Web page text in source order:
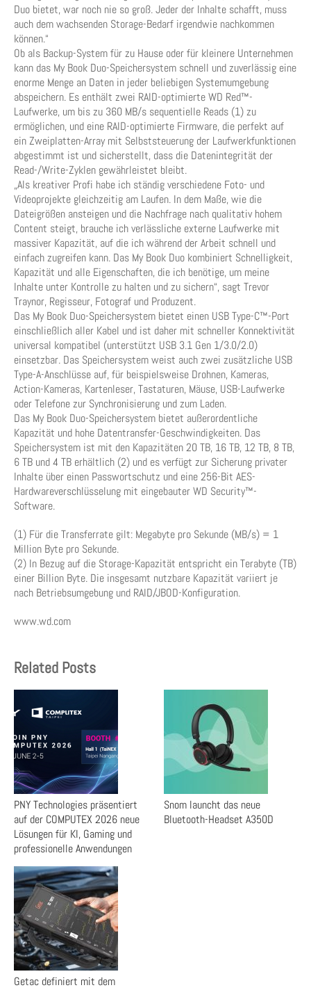
Duo bietet, war noch nie so groß. Jeder der Inhalte schafft, muss
auch dem wachsenden Storage-Bedarf irgendwie nachkommen
können.“
Ob als Backup-System für zu Hause oder für kleinere Unternehmen
kann das My Book Duo-Speichersystem schnell und zuverlässig eine
enorme Menge an Daten in jeder beliebigen Systemumgebung
abspeichern. Es enthält zwei RAID-optimierte WD Red™-
Laufwerke, um bis zu 360 MB/s sequentielle Reads (1) zu
ermöglichen, und eine RAID-optimierte Firmware, die perfekt auf
ein Zweiplatten-Array mit Selbststeuerung der Laufwerkfunktionen
abgestimmt ist und sicherstellt, dass die Datenintegrität der
Read-/Write-Zyklen gewährleistet bleibt.
„Als kreativer Profi habe ich ständig verschiedene Foto- und
Videoprojekte gleichzeitig am Laufen. In dem Maße, wie die
Dateigrößen ansteigen und die Nachfrage nach qualitativ hohem
Content steigt, brauche ich verlässliche externe Laufwerke mit
massiver Kapazität, auf die ich während der Arbeit schnell und
einfach zugreifen kann. Das My Book Duo kombiniert Schnelligkeit,
Kapazität und alle Eigenschaften, die ich benötige, um meine
Inhalte unter Kontrolle zu halten und zu sichern“, sagt Trevor
Traynor, Regisseur, Fotograf und Produzent.
Das My Book Duo-Speichersystem bietet einen USB Type-C™-Port
einschließlich aller Kabel und ist daher mit schneller Konnektivität
universal kompatibel (unterstützt USB 3.1 Gen 1/3.0/2.0)
einsetzbar. Das Speichersystem weist auch zwei zusätzliche USB
Type-A-Anschlüsse auf, für beispielsweise Drohnen, Kameras,
Action-Kameras, Kartenleser, Tastaturen, Mäuse, USB-Laufwerke
oder Telefone zur Synchronisierung und zum Laden.
Das My Book Duo-Speichersystem bietet außerordentliche
Kapazität und hohe Datentransfer-Geschwindigkeiten. Das
Speichersystem ist mit den Kapazitäten 20 TB, 16 TB, 12 TB, 8 TB,
6 TB und 4 TB erhältlich (2) und es verfügt zur Sicherung privater
Inhalte über einen Passwortschutz und eine 256-Bit AES-
Hardwareverschlüsselung mit eingebauter WD Security™-
Software.
(1) Für die Transferrate gilt: Megabyte pro Sekunde (MB/s) = 1
Million Byte pro Sekunde.
(2) In Bezug auf die Storage-Kapazität entspricht ein Terabyte (TB)
einer Billion Byte. Die insgesamt nutzbare Kapazität variiert je
nach Betriebsumgebung und RAID/JBOD-Konfiguration.
www.wd.com
Related Posts
PNY Technologies präsentiert
auf der COMPUTEX 2026 neue
Lösungen für KI, Gaming und
professionelle Anwendungen
Snom launcht das neue
Bluetooth-Headset A350D
Getac definiert mit dem